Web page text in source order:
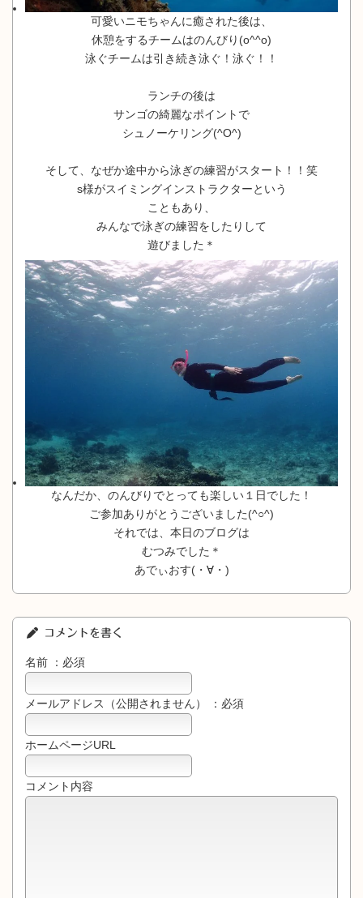
可愛いニモちゃんに癒された後は、
休憩をするチームはのんびり(o^^o)
泳ぐチームは引き続き泳ぐ！泳ぐ！！
ランチの後は
サンゴの綺麗なポイントで
シュノーケリング(^O^)
そして、なぜか途中から泳ぎの練習がスタート！！笑
s様がスイミングインストラクターという
こともあり、
みんなで泳ぎの練習をしたりして
遊びました＊
なんだか、のんびりでとっても楽しい１日でした！
ご参加ありがとうございました(^○^)
それでは、本日のブログは
むつみでした＊
あでぃおす(・∀・)
コメントを書く
名前 ：必須
メールアドレス（公開されません） ：必須
ホームページURL
コメント内容